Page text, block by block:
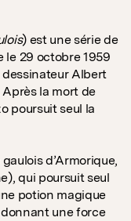
) est une série de
le 29 octobre 1959
dessinateur Albert
Après la mort de
poursuit seul la
d’Armorique,
qui poursuit seul
potion magique
une force